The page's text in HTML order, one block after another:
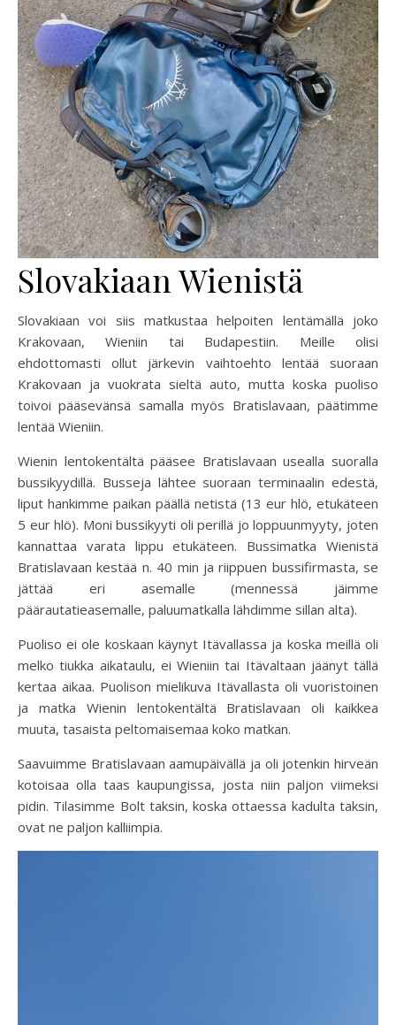
Slovakiaan Wienistä
Slovakiaan voi siis matkustaa helpoiten lentämällä joko
Krakovaan, Wieniin tai Budapestiin. Meille olisi
ehdottomasti ollut järkevin vaihtoehto lentää suoraan
Krakovaan ja vuokrata sieltä auto, mutta koska puoliso
toivoi pääsevänsä samalla myös Bratislavaan, päätimme
lentää Wieniin.
Wienin lentokentältä pääsee Bratislavaan usealla suoralla
bussikyydillä. Busseja lähtee suoraan terminaalin edestä,
liput hankimme paikan päällä netistä (13 eur hlö, etukäteen
5 eur hlö). Moni bussikyyti oli perillä jo loppuunmyyty, joten
kannattaa varata lippu etukäteen. Bussimatka Wienistä
Bratislavaan kestää n. 40 min ja riippuen bussifirmasta, se
jättää eri asemalle (mennessä jäimme
päärautatieasemalle, paluumatkalla lähdimme sillan alta).
Puoliso ei ole koskaan käynyt Itävallassa ja koska meillä oli
melko tiukka aikataulu, ei Wieniin tai Itävaltaan jäänyt tällä
kertaa aikaa. Puolison mielikuva Itävallasta oli vuoristoinen
ja matka Wienin lentokentältä Bratislavaan oli kaikkea
muuta, tasaista peltomaisemaa koko matkan.
Saavuimme Bratislavaan aamupäivällä ja oli jotenkin hirveän
kotoisaa olla taas kaupungissa, josta niin paljon viimeksi
pidin. Tilasimme Bolt taksin, koska ottaessa kadulta taksin,
ovat ne paljon kalliimpia.